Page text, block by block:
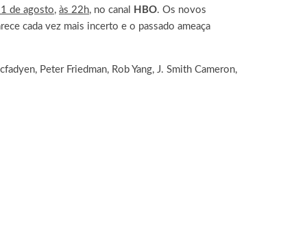
de agosto, às 22h, no canal HBO. Os novos
cada vez mais incerto e o passado ameaça
Peter Friedman, Rob Yang, J. Smith Cameron,